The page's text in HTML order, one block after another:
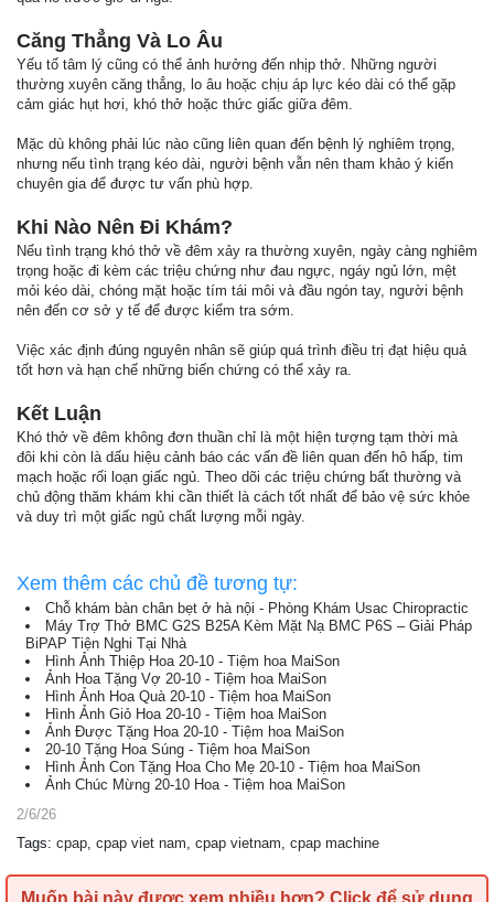
Căng Thẳng Và Lo Âu
Yếu tố tâm lý cũng có thể ảnh hưởng đến nhịp thở. Những người
thường xuyên căng thẳng, lo âu hoặc chịu áp lực kéo dài có thể gặp
cảm giác hụt hơi, khó thở hoặc thức giấc giữa đêm.
Mặc dù không phải lúc nào cũng liên quan đến bệnh lý nghiêm trọng,
nhưng nếu tình trạng kéo dài, người bệnh vẫn nên tham khảo ý kiến
chuyên gia để được tư vấn phù hợp.
Khi Nào Nên Đi Khám?
Nếu tình trạng khó thở về đêm xảy ra thường xuyên, ngày càng nghiêm
trọng hoặc đi kèm các triệu chứng như đau ngực, ngáy ngủ lớn, mệt
mỏi kéo dài, chóng mặt hoặc tím tái môi và đầu ngón tay, người bệnh
nên đến cơ sở y tế để được kiểm tra sớm.
Việc xác định đúng nguyên nhân sẽ giúp quá trình điều trị đạt hiệu quả
tốt hơn và hạn chế những biến chứng có thể xảy ra.
Kết Luận
Khó thở về đêm không đơn thuần chỉ là một hiện tượng tạm thời mà
đôi khi còn là dấu hiệu cảnh báo các vấn đề liên quan đến hô hấp, tim
mạch hoặc rối loạn giấc ngủ. Theo dõi các triệu chứng bất thường và
chủ động thăm khám khi cần thiết là cách tốt nhất để bảo vệ sức khỏe
và duy trì một giấc ngủ chất lượng mỗi ngày.
Xem thêm các chủ đề tương tự:
Chỗ khám bàn chân bẹt ở hà nội - Phòng Khám Usac Chiropractic
Máy Trợ Thở BMC G2S B25A Kèm Mặt Nạ BMC P6S – Giải Pháp
BiPAP Tiện Nghi Tại Nhà
Hình Ảnh Thiệp Hoa 20-10 - Tiệm hoa MaiSon
Ảnh Hoa Tặng Vợ 20-10 - Tiệm hoa MaiSon
Hình Ảnh Hoa Quà 20-10 - Tiệm hoa MaiSon
Hình Ảnh Giỏ Hoa 20-10 - Tiệm hoa MaiSon
Ảnh Được Tặng Hoa 20-10 - Tiệm hoa MaiSon
20-10 Tặng Hoa Súng - Tiệm hoa MaiSon
Hình Ảnh Con Tặng Hoa Cho Mẹ 20-10 - Tiệm hoa MaiSon
Ảnh Chúc Mừng 20-10 Hoa - Tiệm hoa MaiSon
2/6/26
Tags: cpap, cpap viet nam, cpap vietnam, cpap machine
Muốn bài này được xem nhiều hơn? Click để sử dụng